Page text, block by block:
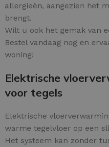
allergieën, aangezien het
brengt.
Wilt u ook het gemak van
Bestel vandaag nog en
woning!
Elektrische
voor tegels
Elektrische
warme tegelvloer op een
Het systeem kan zonder